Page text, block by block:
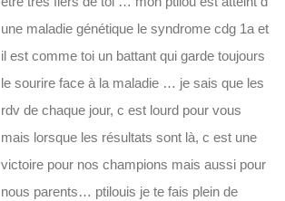
une maladie génétique le syndrome cdg 1a et
il est comme toi un battant qui garde toujours
le sourire face à la maladie … je sais que les
rdv de chaque jour, c est lourd pour vous
mais lorsque les résultats sont là, c est une
victoire pour nos champions mais aussi pour
nous parents… ptilouis je te fais plein de